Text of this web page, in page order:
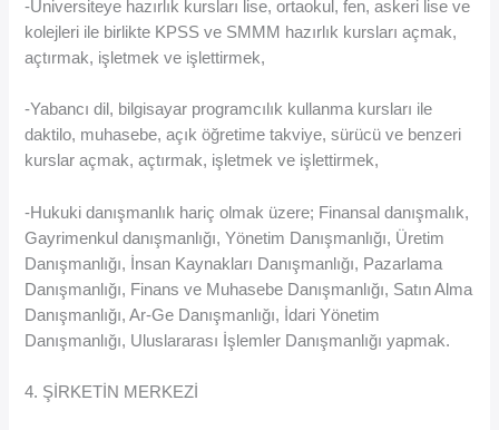
-Üniversiteye hazırlık kursları lise, ortaokul, fen, askeri lise ve
kolejleri ile birlikte KPSS ve SMMM hazırlık kursları açmak,
açtırmak, işletmek ve işlettirmek,
-Yabancı dil, bilgisayar programcılık kullanma kursları ile
daktilo, muhasebe, açık öğretime takviye, sürücü ve benzeri
kurslar açmak, açtırmak, işletmek ve işlettirmek,
-Hukuki danışmanlık hariç olmak üzere; Finansal danışmalık,
Gayrimenkul danışmanlığı, Yönetim Danışmanlığı, Üretim
Danışmanlığı, İnsan Kaynakları Danışmanlığı, Pazarlama
Danışmanlığı, Finans ve Muhasebe Danışmanlığı, Satın Alma
Danışmanlığı, Ar-Ge Danışmanlığı, İdari Yönetim
Danışmanlığı, Uluslararası İşlemler Danışmanlığı yapmak.
4. ŞİRKETİN MERKEZİ